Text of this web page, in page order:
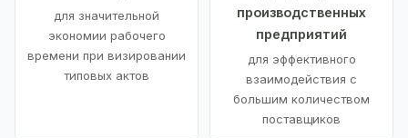
для значительной
экономии рабочего
времени при визировании
типовых актов
производственных
предприятий
для эффективного
взаимодействия с
большим количеством
поставщиков